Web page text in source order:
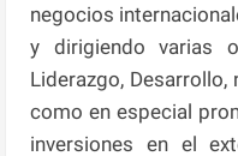
negocios
y dirigiendo varias
Liderazgo, Desarrollo,
como en especial
inversiones en el